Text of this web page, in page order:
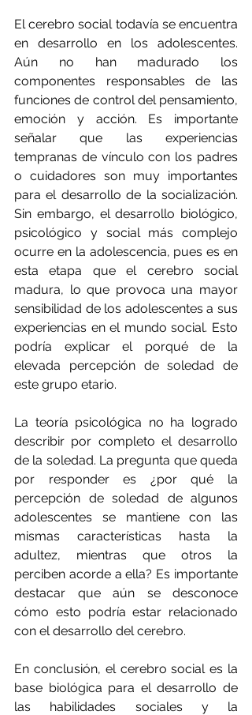
El cerebro social todavía se encuentra
en desarrollo en los adolescentes.
Aún no han madurado los
componentes responsables de las
funciones de control del pensamiento,
emoción y acción. Es importante
señalar que las experiencias
tempranas de vínculo con los padres
o cuidadores son muy importantes
para el desarrollo de la socialización.
Sin embargo, el desarrollo biológico,
psicológico y social más complejo
ocurre en la adolescencia, pues es en
esta etapa que el cerebro social
madura, lo que provoca una mayor
sensibilidad de los adolescentes a sus
experiencias en el mundo social. Esto
podría explicar el porqué de la
elevada percepción de soledad de
este grupo etario.
La teoría psicológica no ha logrado
describir por completo el desarrollo
de la soledad. La pregunta que queda
por responder es ¿por qué la
percepción de soledad de algunos
adolescentes se mantiene con las
mismas características hasta la
adultez, mientras que otros la
perciben acorde a ella? Es importante
destacar que aún se desconoce
cómo esto podría estar relacionado
con el desarrollo del cerebro.
En conclusión, el cerebro social es la
base biológica para el desarrollo de
las habilidades sociales y la